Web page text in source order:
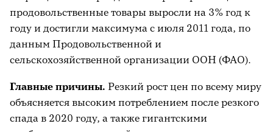
продовольственные товары выросли на 3% год к
году и достигли максимума с июля 2011 года, по
данным Продовольственной и
сельскохозяйственной организации ООН (ФАО).
Главные причины. Резкий рост цен по всему миру
объясняется высоким потреблением после резкого
спада в 2020 году, а также гигантскими